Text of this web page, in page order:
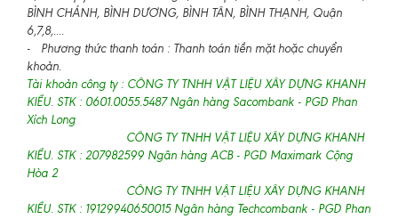
BÌNH CHÁNH, BÌNH DƯƠNG, BÌNH TÂN, BÌNH THẠNH, Quận
6,7,8,....
- Phương thức thanh toán : Thanh toán tiền mặt hoặc chuyển
khoản.
Tài khoản công ty : CÔNG TY TNHH VẬT LIỆU XÂY DỰNG KHANH
KIỀU. STK : 0601.0055.5487 Ngân hàng Sacombank - PGD Phan
Xích Long
CÔNG TY TNHH VẬT LIỆU XÂY DỰNG KHANH
KIỀU. STK : 207982599 Ngân hàng ACB - PGD Maximark Cộng
Hòa 2
CÔNG TY TNHH VẬT LIỆU XÂY DỰNG KHANH
KIỀU. STK : 19129940650015 Ngân hàng Techcombank - PGD Phan